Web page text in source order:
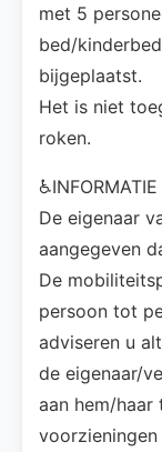
met 5
bed/
bijgeplaatst.
Het is niet
roken.
De eigenaar
aangegeven
De
persoon tot
adviseren u
de eigenaar/
aan hem/